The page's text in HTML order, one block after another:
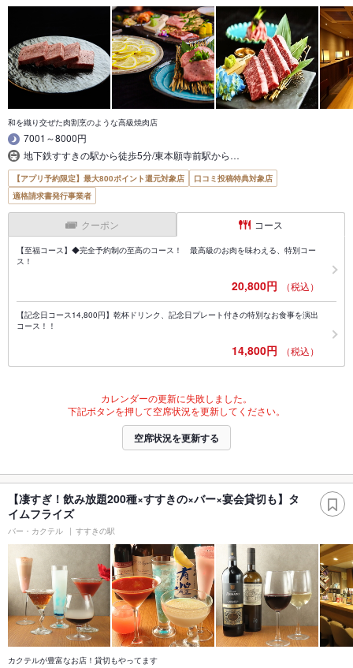
和を織り交ぜた肉割烹のような高級焼肉店
7001～8000円
地下鉄すすきの駅から徒歩5分/東本願寺前駅から…
【アプリ予約限定】最大800ポイント還元対象店
口コミ投稿特典対象店
適格請求書発行事業者
クーポン コース
【至福コース】◆完全予約制の至高のコース！ 最高級のお肉を味わえる、特別コー
ス！
20,800円 （税込）
【記念日コース14,800円】乾杯ドリンク、記念日プレート付きの特別なお食事を演出
コース！！
14,800円 （税込）
カレンダーの更新に失敗しました。
下記ボタンを押して空席状況を更新してください。
空席状況を更新する
【凄すぎ！飲み放題200種×すすきの×バー×宴会貸切も】タ
イムフライズ
バー・カクテル すすきの駅
カクテルが豊富なお店！貸切もやってます